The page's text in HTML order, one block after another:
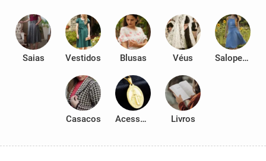
Saias Vestidos Blusas Véus Salopetes
Casacos Acessórios Livros